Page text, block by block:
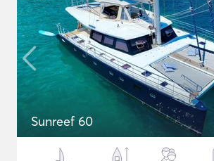
Sunreef 60